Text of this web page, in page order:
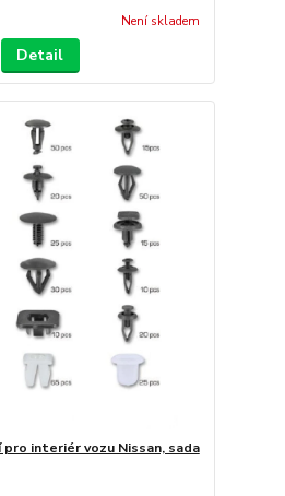
Není skladem
Detail
pro interiér vozu Nissan, sada